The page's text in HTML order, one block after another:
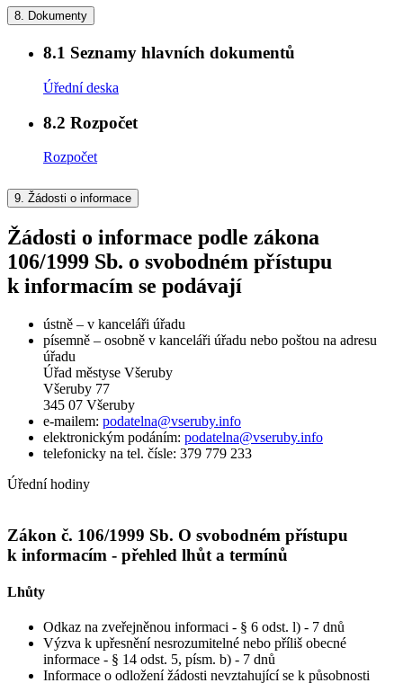
8. Dokumenty
8.1 Seznamy hlavních dokumentů
Úřední deska
8.2 Rozpočet
Rozpočet
9. Žádosti o informace
Žádosti o informace podle zákona
106/1999 Sb. o svobodném přístupu
k informacím se podávají
ústně – v kanceláři úřadu
písemně – osobně v kanceláři úřadu nebo poštou na adresu
úřadu
Úřad městyse Všeruby
Všeruby 77
345 07 Všeruby
e-mailem: podatelna@vseruby.info
elektronickým podáním: podatelna@vseruby.info
telefonicky na tel. čísle: 379 779 233
Úřední hodiny
Zákon č. 106/1999 Sb. O svobodném přístupu
k informacím - přehled lhůt a termínů
Lhůty
Odkaz na zveřejněnou informaci - § 6 odst. l) - 7 dnů
Výzva k upřesnění nesrozumitelné nebo příliš obecné
informace - § 14 odst. 5, písm. b) - 7 dnů
Informace o odložení žádosti nevztahující se k působnosti